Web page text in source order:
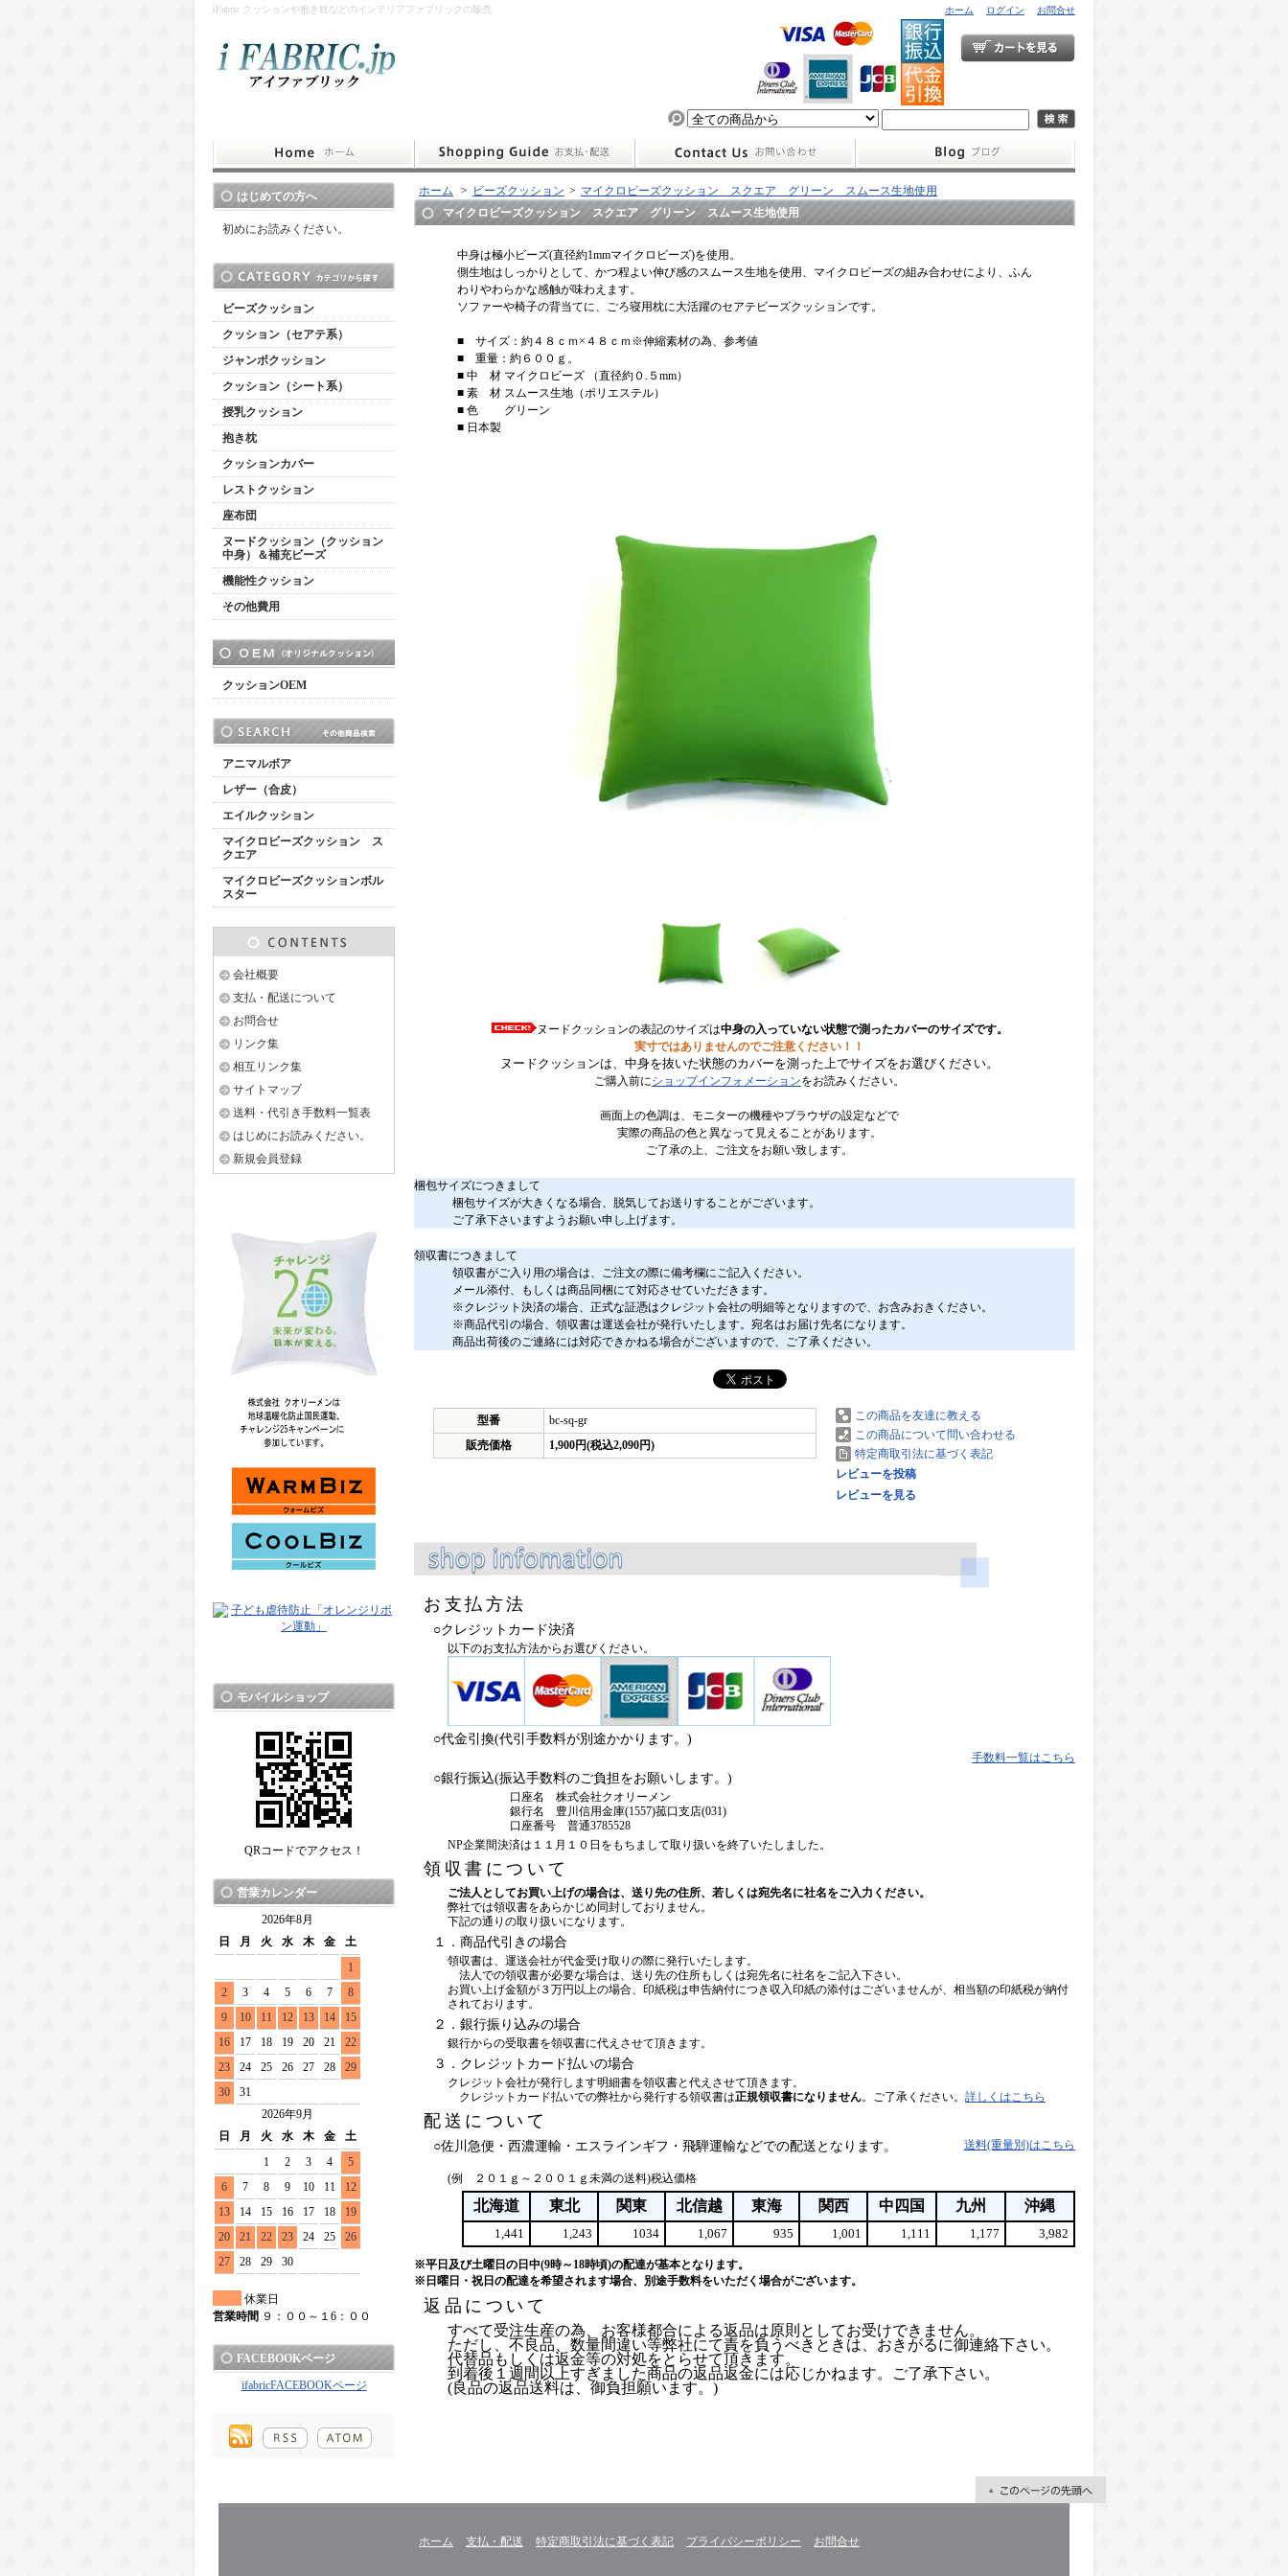
iFabric クッションや抱き枕などのインテリアファブリックの販売 ホーム ログイン お問合せ
はじめての方へ
初めにお読みください。
ビーズクッション
クッション（セアテ系）
ジャンボクッション
クッション（シート系）
授乳クッション
抱き枕
クッションカバー
レストクッション
座布団
ヌードクッション（クッション
中身）＆補充ビーズ
機能性クッション
その他費用
クッションOEM
アニマルボア
レザー（合皮）
エイルクッション
マイクロビーズクッション ス
クエア
マイクロビーズクッションボル
スター
会社概要
支払・配送について
お問合せ
リンク集
相互リンク集
サイトマップ
送料・代引き手数料一覧表
はじめにお読みください。
新規会員登録
モバイルショップ
QRコードでアクセス！
営業カレンダー
2026年8月
日
月 火 水 木 金
土
1
2
3 4 5 6 7
8
9
10 11 12 13 14
15
16
17 18 19 20 21
22
23
24 25 26 27 28
29
30
31
2026年9月
日
月 火 水 木 金
土
1
2 3 4
5
6
7 8 9 10 11
12
13
14 15 16 17 18
19
20
21 22 23 24 25
26
27
28 29 30
休業日
営業時間 ９：００～１6：００
FACEBOOKページ
ifabricFACEBOOKページ
ホーム > ビーズクッション > マイクロビーズクッション スクエア グリーン スムース生地使用
マイクロビーズクッション スクエア グリーン スムース生地使用
中身は極小ビーズ(直径約1mmマイクロビーズ)を使用。
側生地はしっかりとして、かつ程よい伸び感のスムース生地を使用、マイクロビーズの組み合わせにより、ふん
わりやわらかな感触が味わえます。
ソファーや椅子の背当てに、ごろ寝用枕に大活躍のセアテビーズクッションです。
■ サイズ：約４８ｃｍ×４８ｃｍ※伸縮素材の為、参考値
■ 重量：約６００ｇ。
■ 中 材 マイクロビーズ （直径約０.５mm）
■ 素 材 スムース生地（ポリエステル）
■ 色 グリーン
■ 日本製
ヌードクッションの表記のサイズは中身の入っていない状態で測ったカバーのサイズです。
実寸ではありませんのでご注意ください！！
ヌードクッションは、中身を抜いた状態のカバーを測った上でサイズをお選びください。
ご購入前にショップインフォメーションをお読みください。
画面上の色調は、モニターの機種やブラウザの設定などで
実際の商品の色と異なって見えることがあります。
ご了承の上、ご注文をお願い致します。
梱包サイズにつきまして
梱包サイズが大きくなる場合、脱気してお送りすることがございます。
ご了承下さいますようお願い申し上げます。
領収書につきまして
領収書がご入り用の場合は、ご注文の際に備考欄にご記入ください。
メール添付、もしくは商品同梱にて対応させていただきます。
※クレジット決済の場合、正式な証憑はクレジット会社の明細等となりますので、お含みおきください。
※商品代引の場合、領収書は運送会社が発行いたします。宛名はお届け先名になります。
商品出荷後のご連絡には対応できかねる場合がございますので、ご了承ください。
型番
bc-sq-gr
販売価格
1,900円(税込2,090円)
この商品を友達に教える
この商品について問い合わせる
特定商取引法に基づく表記
レビューを投稿
レビューを見る
お支払方法
○クレジットカード決済
以下のお支払方法からお選びください。
○代金引換(代引手数料が別途かかります。)
手数料一覧はこちら
○銀行振込(振込手数料のご負担をお願いします。)
口座名 株式会社クオリーメン
銀行名 豊川信用金庫(1557)菰口支店(031)
口座番号 普通3785528
NP企業間決済は１１月１０日をもちまして取り扱いを終了いたしました。
領収書について
ご法人としてお買い上げの場合は、送り先の住所、若しくは宛先名に社名をご入力ください。
弊社では領収書をあらかじめ同封しておりません。
下記の通りの取り扱いになります。
１．商品代引きの場合
領収書は、運送会社が代金受け取りの際に発行いたします。
法人での領収書が必要な場合は、送り先の住所もしくは宛先名に社名をご記入下さい。
お買い上げ金額が３万円以上の場合、印紙税は申告納付につき収入印紙の添付はございませんが、相当額の印紙税が納付
されております。
２．銀行振り込みの場合
銀行からの受取書を領収書に代えさせて頂きます。
３．クレジットカード払いの場合
クレジット会社が発行します明細書を領収書と代えさせて頂きます。
クレジットカード払いでの弊社から発行する領収書は正規領収書になりません。ご了承ください。 詳しくはこちら
配送について
○佐川急便・西濃運輸・エスラインギフ・飛騨運輸などでの配送となります。 送料(重量別)はこちら
(例 ２０１ｇ～２００１ｇ未満の送料)税込価格
北海道 東北 関東 北信越 東海 関西 中四国 九州 沖縄
1,441 1,243 1034 1,067 935 1,001 1,111 1,177 3,982
※平日及び土曜日の日中(9時～18時頃)の配達が基本となります。
※日曜日・祝日の配達を希望されます場合、別途手数料をいただく場合がございます。
返品について
すべて受注生産の為、お客様都合による返品は原則としてお受けできません。
ただし、不良品、数量間違い等弊社にて責を負うべきときは、おきがるに御連絡下さい。
代替品もしくは返金等の対処をとらせて頂きます。
到着後１週間以上すぎました商品の返品返金には応じかねます。ご了承下さい。
(良品の返品送料は、御負担願います。)
ホーム 支払・配送 特定商取引法に基づく表記 プライバシーポリシー お問合せ